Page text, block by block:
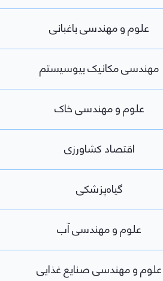
علوم و مهندسی باغبانی
مهندسی مکانیک بیوسیستم
علوم و مهندسی خاک
اقتصاد کشاورزی
گیاه‌پزشکی
علوم و مهندسی آب
علوم و مهندسی صنایع غذایی